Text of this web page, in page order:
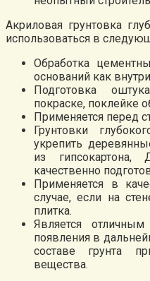
Акриловая грунтовка
использоваться в
Обработка
оснований как
Подготовка
покраске, поклейке
Применяется перед
Грунтовки
укрепить
из
качественно
Применяется в
случае, если на
плитка.
Является
появления в
составе грунта
вещества.